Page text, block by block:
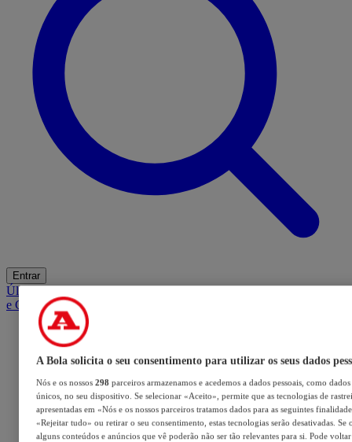
Entrar
ÚltimasMercadoOpiniãoiGaming HubA BOLA SUGEREBarba
e Cabelo
A Bola solicita o seu consentimento para utilizar os seus dados
Nós e os nossos 298 parceiros armazenamos e acedemos a dados pessoais, como
únicos, no seu dispositivo. Se selecionar «Aceito», permite que as tecnologias de
apresentadas em «Nós e os nossos parceiros tratamos dados para as seguintes
«Rejeitar tudo» ou retirar o seu consentimento, estas tecnologias serão desativadas. Se
alguns conteúdos e anúncios que vê poderão não ser tão relevantes para si. Pode voltar